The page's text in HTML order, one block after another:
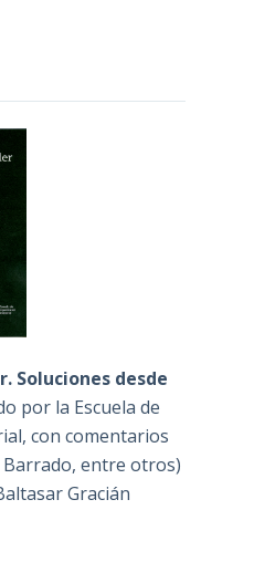
Soluciones desde
por la Escuela de
con comentarios
entre otros)
Gracián